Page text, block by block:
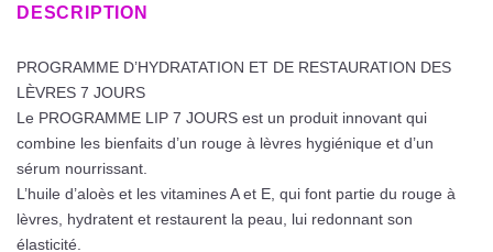
DESCRIPTION
PROGRAMME D’HYDRATATION ET DE RESTAURATION DES
LÈVRES 7 JOURS
Le PROGRAMME LIP 7 JOURS est un produit innovant qui
combine les bienfaits d’un rouge à lèvres hygiénique et d’un
sérum nourrissant.
L’huile d’aloès et les vitamines A et E, qui font partie du rouge à
lèvres, hydratent et restaurent la peau, lui redonnant son
élasticité.